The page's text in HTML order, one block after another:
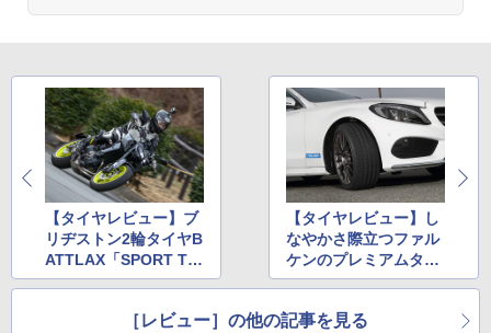
【タイヤレビュー】ブ
リヂストン2輪タイヤB
ATTLAX「SPORT TO
URING T31」「ADVE
【タイヤレビュー】し
なやかさ際立つファル
ケンのプレミアムタイ
ヤ「AZENIS FK510」
［レビュー］の他の記事を見る